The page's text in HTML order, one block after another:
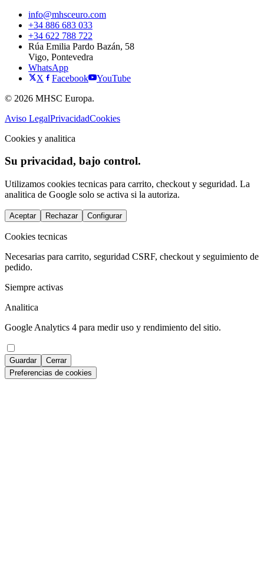
info@mhsceuro.com
+34 886 683 033
+34 622 788 722
Rúa Emilia Pardo Bazán, 58
Vigo, Pontevedra
WhatsApp
X
Facebook
YouTube
© 2026 MHSC Europa.
Aviso LegalPrivacidadCookies
Cookies y analitica
Su privacidad, bajo control.
Utilizamos cookies tecnicas para carrito, checkout y seguridad. La
analitica de Google solo se activa si la autoriza.
Aceptar Rechazar Configurar
Cookies tecnicas
Necesarias para carrito, seguridad CSRF, checkout y seguimiento de
pedido.
Siempre activas
Analitica
Google Analytics 4 para medir uso y rendimiento del sitio.
Guardar
Cerrar
Preferencias de cookies